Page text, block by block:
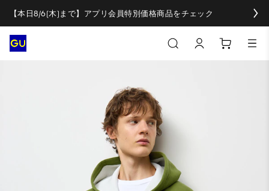
【本日8/6(木)まで】アプリ会員特別価格商品をチェック